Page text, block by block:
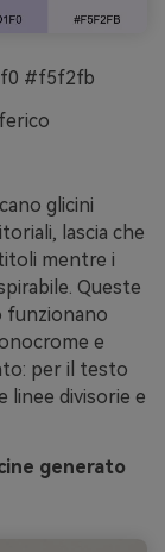
#f5f2fb
glicini
lascia che
mentre i
Queste
funzionano
e
per il testo
linee divisorie e
generato